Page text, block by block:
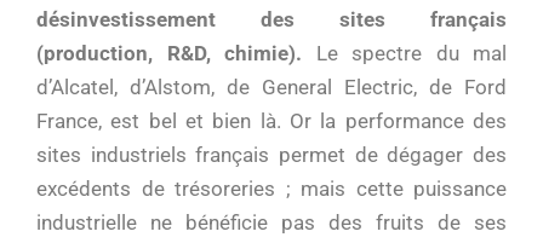
désinvestissement des sites français
(production, R&D, chimie). Le spectre du mal
d’Alcatel, d’Alstom, de General Electric, de Ford
France, est bel et bien là. Or la performance des
sites industriels français permet de dégager des
excédents de trésoreries ; mais cette puissance
industrielle ne bénéficie pas des fruits de ses